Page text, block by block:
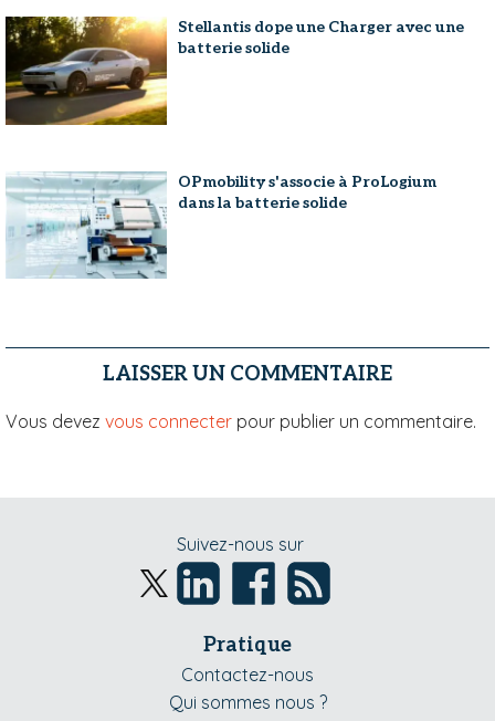
Stellantis dope une Charger avec une
batterie solide
OPmobility s'associe à ProLogium
dans la batterie solide
LAISSER UN COMMENTAIRE
Vous devez vous connecter pour publier un commentaire.
Suivez-nous sur
Pratique
Contactez-nous
Qui sommes nous ?